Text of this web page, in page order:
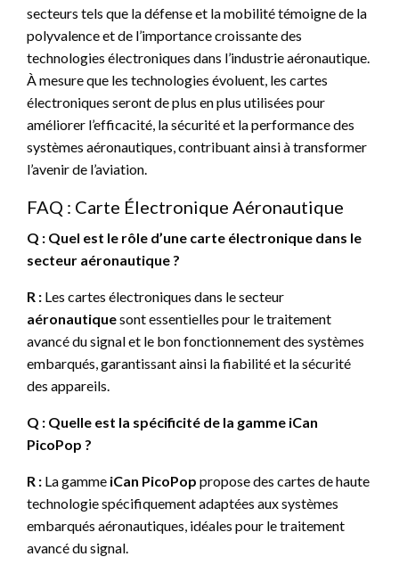
secteurs tels que la défense et la mobilité témoigne de la
polyvalence et de l’importance croissante des
technologies électroniques dans l’industrie aéronautique.
À mesure que les technologies évoluent, les cartes
électroniques seront de plus en plus utilisées pour
améliorer l’efficacité, la sécurité et la performance des
systèmes aéronautiques, contribuant ainsi à transformer
l’avenir de l’aviation.
FAQ : Carte Électronique Aéronautique
Q : Quel est le rôle d’une carte électronique dans le
secteur aéronautique ?
R : Les cartes électroniques dans le secteur
aéronautiquesont essentielles pour le traitement
avancé du signal et le bon fonctionnement des systèmes
embarqués, garantissant ainsi la fiabilité et la sécurité
des appareils.
Q : Quelle est la spécificité de la gamme iCan
PicoPop ?
R : La gamme iCan PicoPop propose des cartes de haute
technologie spécifiquement adaptées aux systèmes
embarqués aéronautiques, idéales pour le traitement
avancé du signal.